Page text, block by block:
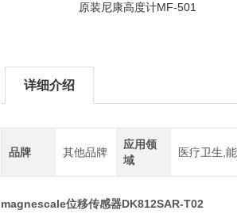
原装尼康高度计MF-501
详细介绍
品牌 其他品牌
应用领
域
医疗卫生,
magnescale位移传感器DK812SAR-T02